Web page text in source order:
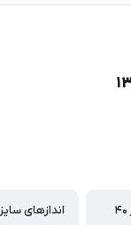
اندازهای سایز ۴۵